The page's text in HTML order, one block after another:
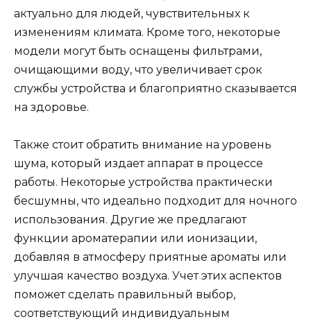
актуально для людей, чувствительных к
изменениям климата. Кроме того, некоторые
модели могут быть оснащены фильтрами,
очищающими воду, что увеличивает срок
службы устройства и благоприятно сказывается
на здоровье.
Также стоит обратить внимание на уровень
шума, который издает аппарат в процессе
работы. Некоторые устройства практически
бесшумны, что идеально подходит для ночного
использования. Другие же предлагают
функции ароматерапии или ионизации,
добавляя в атмосферу приятные ароматы или
улучшая качество воздуха. Учет этих аспектов
поможет сделать правильный выбор,
соответствующий индивидуальным